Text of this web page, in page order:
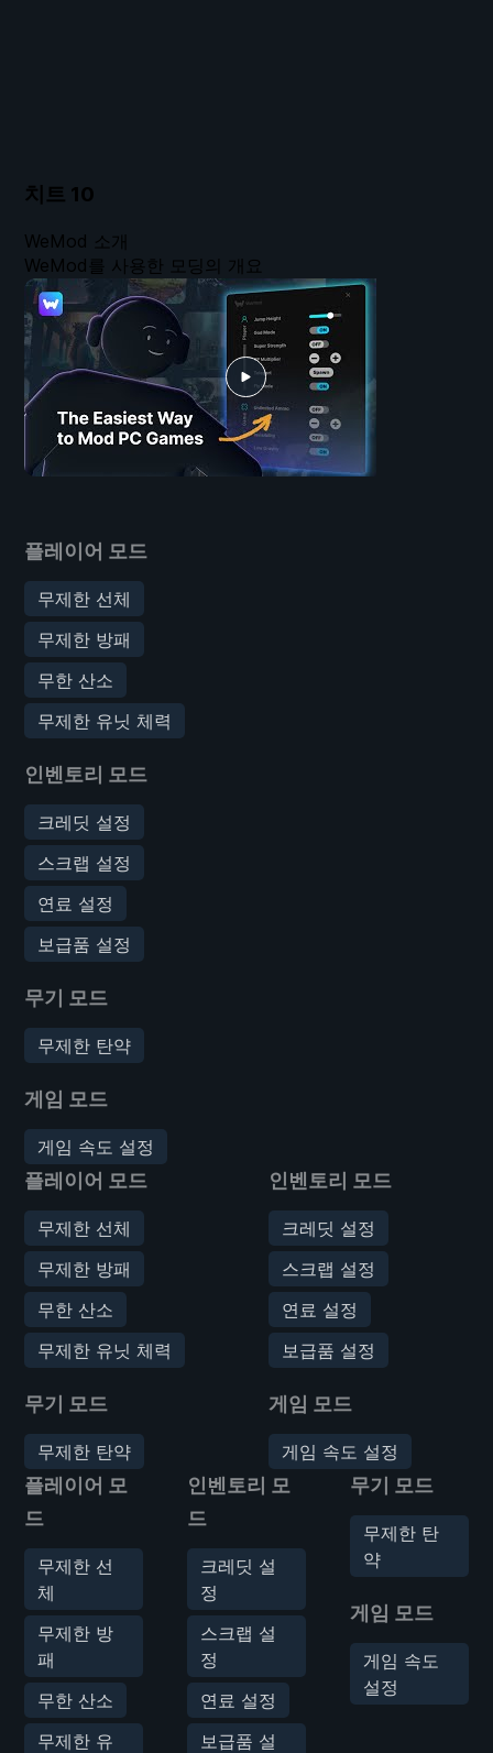
치트 10
플레이어 모드
무제한 선체
무제한 방패
무한 산소
무제한 유닛 체력
인벤토리 모드
크레딧 설정
스크랩 설정
연료 설정
보급품 설정
무기 모드
무제한 탄약
게임 모드
게임 속도 설정
플레이어 모드
무제한 선체
무제한 방패
무한 산소
무제한 유닛 체력
무기 모드
무제한 탄약
인벤토리 모드
크레딧 설정
스크랩 설정
연료 설정
보급품 설정
게임 모드
게임 속도 설정
플레이어 모
드
무제한 선
체
무제한 방
패
무한 산소
무제한 유
인벤토리 모
드
크레딧 설
정
스크랩 설
정
연료 설정
보급품 설
무기 모드
무제한 탄
약
게임 모드
게임 속도
설정
WeMod 소개
WeMod를 사용한 모딩의 개요